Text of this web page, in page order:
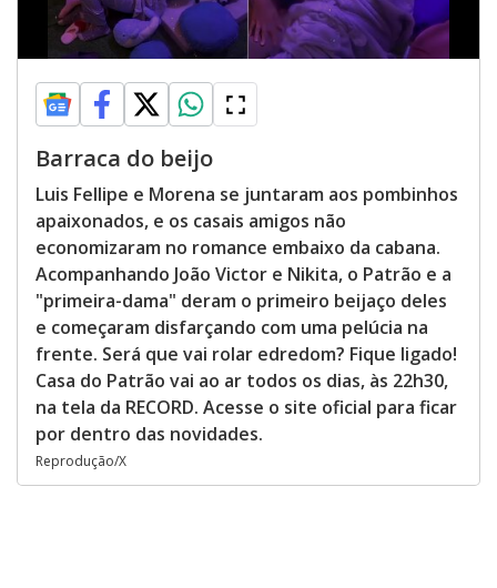
Barraca do beijo
Luis Fellipe e Morena se juntaram aos pombinhos
apaixonados, e os casais amigos não
economizaram no romance embaixo da cabana.
Acompanhando João Victor e Nikita, o Patrão e a
"primeira-dama" deram o primeiro beijaço deles
e começaram disfarçando com uma pelúcia na
frente. Será que vai rolar edredom? Fique ligado!
Casa do Patrão vai ao ar todos os dias, às 22h30,
na tela da RECORD. Acesse o site oficial para ficar
por dentro das novidades.
Reprodução/X